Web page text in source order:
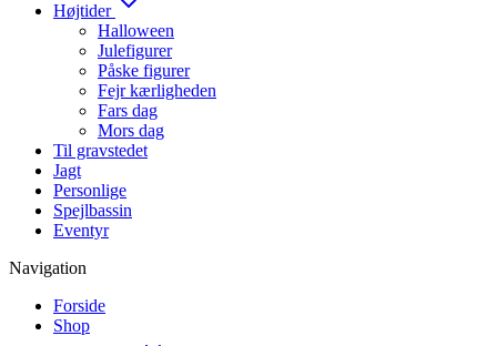
Højtider
Halloween
Julefigurer
Påske figurer
Fejr kærligheden
Fars dag
Mors dag
Til gravstedet
Jagt
Personlige
Spejlbassin
Eventyr
Navigation
Forside
Shop